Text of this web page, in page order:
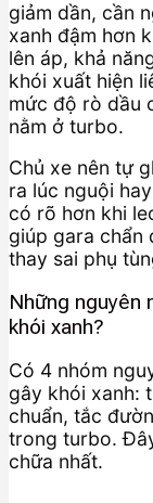
giảm dần, cần
xanh đậm hơn
lên áp, khả
khói xuất hiện
mức độ rò dầu
nằm ở turbo.
Chủ xe nên tự
ra lúc nguội
có rõ hơn khi
giúp gara chẩn
thay sai phụ
Những nguyên
khói xanh?
Có 4 nhóm
gây khói xanh:
chuẩn, tắc
trong turbo.
chữa nhất.